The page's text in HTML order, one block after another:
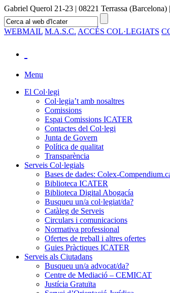
Gabriel Querol 21-23 | 08221 Terrassa
WEBMAIL M.A.S.C. ACCÉS COL·LEGIATS
Menu
El Col·legi
Col·legia’t amb nosaltres
Comissions
Espai Comissions ICATER
Contactes del Col·legi
Junta de Govern
Política de qualitat
Transparència
Serveis Col·legials
Bases de dades: Colex-
Biblioteca ICATER
Biblioteca Digital Abogacía
Busqueu un/a col·legiat/da?
Catàleg de Serveis
Circulars i comunicacions
Normativa professional
Ofertes de treball i altres ofertes
Guies Pràctiques ICATER
Serveis als Ciutadans
Busqueu un/a advocat/da?
Centre de Mediació – CEMICAT
Justícia Gratuïta